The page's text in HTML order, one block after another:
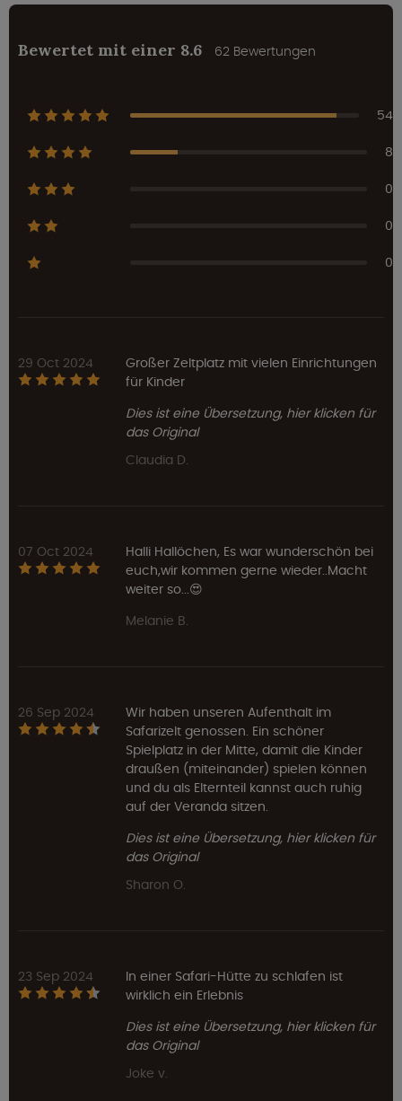
Bewertet mit einer 8.6 62 Bewertungen
54
8
0
0
0
29 Oct 2024
Großer Zeltplatz mit vielen Einrichtungen
für Kinder
Dies ist eine Übersetzung, hier klicken für
das Original
Claudia D.
07 Oct 2024
Halli Hallöchen, Es war wunderschön bei
euch,wir kommen gerne wieder..Macht
weiter so...😍
Melanie B.
26 Sep 2024
Wir haben unseren Aufenthalt im
Safarizelt genossen. Ein schöner
Spielplatz in der Mitte, damit die Kinder
draußen (miteinander) spielen können
und du als Elternteil kannst auch ruhig
auf der Veranda sitzen.
Dies ist eine Übersetzung, hier klicken für
das Original
Sharon O.
23 Sep 2024
In einer Safari-Hütte zu schlafen ist
wirklich ein Erlebnis
Dies ist eine Übersetzung, hier klicken für
das Original
Joke v.